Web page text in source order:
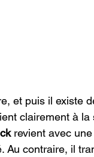
et puis il existe
clairement à
revient avec
contraire, il